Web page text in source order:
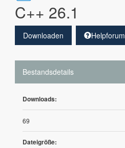
C++ 26.1
Downloaden Helpforum
Bestandsdetails
Downloads:
69
Dateigröße: